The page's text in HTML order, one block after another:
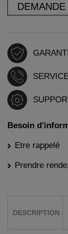
Besoin
Etre rappelé
Prendre
DESCRIPTION